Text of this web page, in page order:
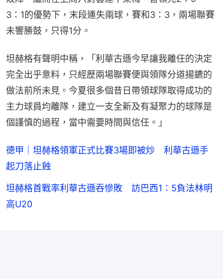
3：1的優勢下，末段連失兩球，賽和3：3，兩場聯賽
未響勝鼓，只得1分。
坦赫格有聲明中稱，「利華古遜今早讓我離任的決定
完全出乎意料，只經歷兩場聯賽便與領隊分道揚鑣的
做法前所未見。今夏很多個昔日帶領球隊取得成功的
主力球員均離隊，建立一支全新及有凝聚力的球隊是
個謹慎的過程，當中需要時間與信任。」
德甲｜坦赫格領軍正式比賽3場即被炒 利華古遜手
起刀落止蝕
坦赫格首戰率利華古遜吞慘敗 訪巴西1：5負法林明
高U20